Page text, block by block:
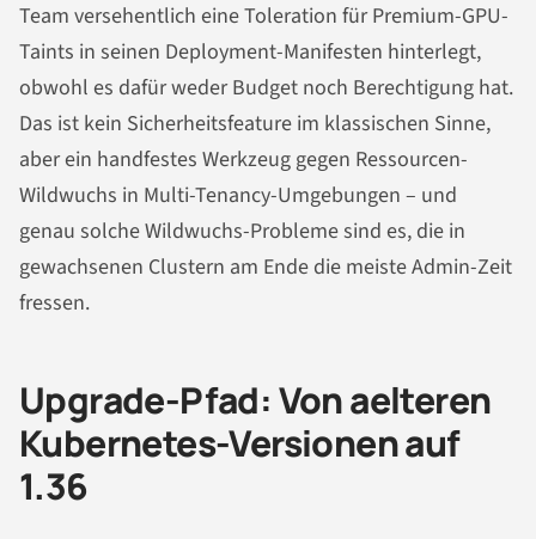
Team versehentlich eine Toleration für Premium-GPU-
Taints in seinen Deployment-Manifesten hinterlegt,
obwohl es dafür weder Budget noch Berechtigung hat.
Das ist kein Sicherheitsfeature im klassischen Sinne,
aber ein handfestes Werkzeug gegen Ressourcen-
Wildwuchs in Multi-Tenancy-Umgebungen – und
genau solche Wildwuchs-Probleme sind es, die in
gewachsenen Clustern am Ende die meiste Admin-Zeit
fressen.
Upgrade-Pfad: Von aelteren
Kubernetes-Versionen auf
1.36